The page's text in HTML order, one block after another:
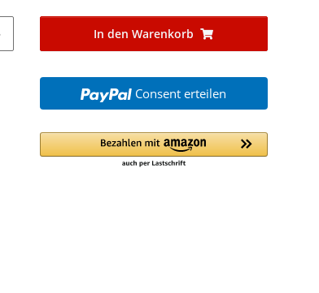
In den Warenkorb
Consent erteilen